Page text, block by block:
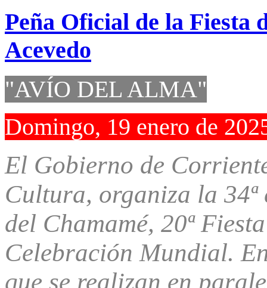
Peña Oficial de la Fiesta
Acevedo
"AVÍO DEL ALMA"
Domingo, 19 enero de
El Gobierno de
Cultura, organiza la
del Chamamé, 20ª
Celebración Mundial.
que se realizan en